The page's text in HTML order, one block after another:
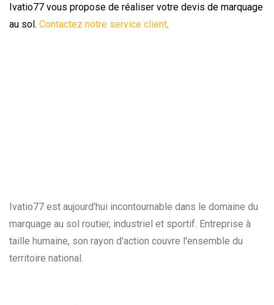
Ivatio77 vous propose de réaliser votre devis de marquage
au sol. Contactez notre service client.
Ivatio77 est aujourd'hui incontournable dans le domaine du
marquage au sol routier, industriel et sportif. Entreprise à
taille humaine, son rayon d'action couvre l'ensemble du
territoire national.